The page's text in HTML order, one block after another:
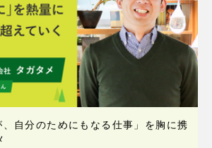
、自分のためにもなる仕事」を胸に携